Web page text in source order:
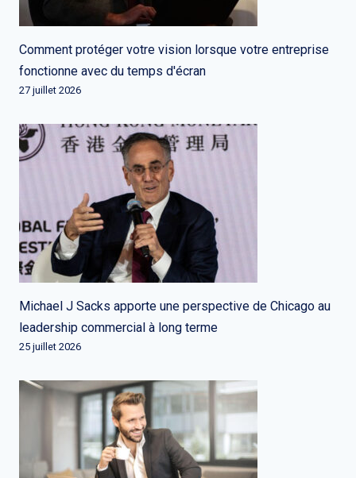
Comment protéger votre vision lorsque votre entreprise
fonctionne avec du temps d'écran
27 juillet 2026
Michael J Sacks apporte une perspective de Chicago au
leadership commercial à long terme
25 juillet 2026